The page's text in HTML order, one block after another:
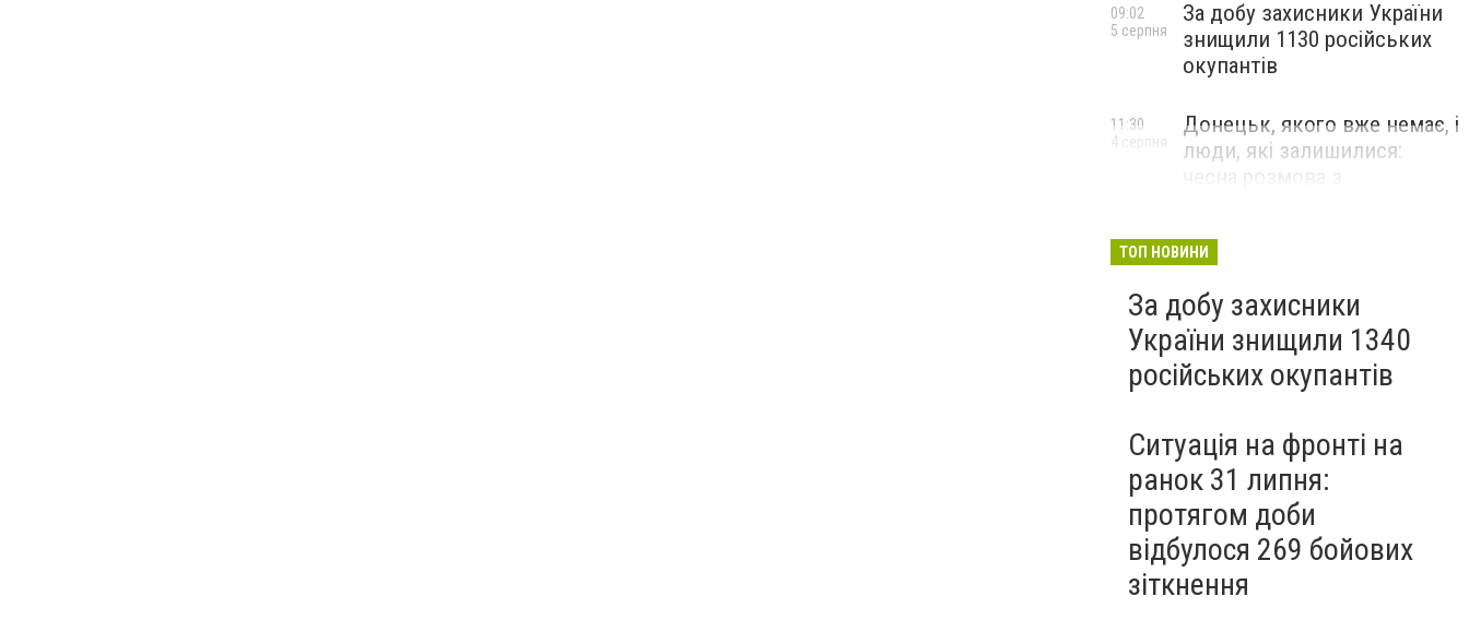
За добу захисники України
знищили 1130 російських
окупантів
09:02
5 серпня
Донецьк, якого вже немає, і
люди, які залишилися:
11:30
4 серпня
ТОП НОВИНИ
За добу захисники
України знищили 1340
російських окупантів
Ситуація на фронті на
ранок 31 липня:
протягом доби
відбулося 269 бойових
зіткнення